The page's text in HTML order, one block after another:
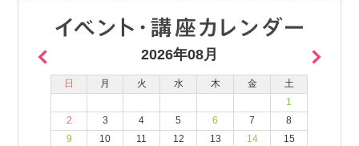
2026年08月
日 月 火 水 木 金
土
1
2
3 4 5 6 7
8
9
10 11 12 13 14
15